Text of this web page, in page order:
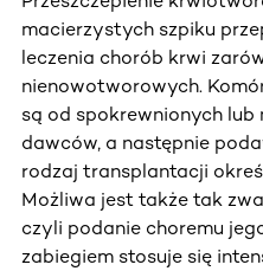
macierzystych szpiku
leczenia chorób krwi
nienowotworowych.
są od spokrewnionych lub
dawców, a następnie
rodzaj transplantacji
Możliwa jest także tak
czyli podanie choremu
zabiegiem stosuje się